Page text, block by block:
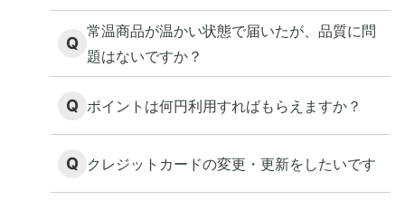
Q
常温商品が温かい状態で届いたが、品質に問
題はないですか？
Q ポイントは何円利用すればもらえますか？
Q クレジットカードの変更・更新をしたいです